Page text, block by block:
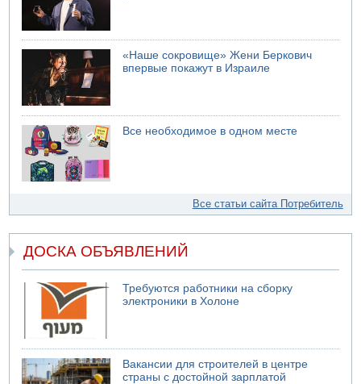
«Наше сокровище» Жени Беркович
впервые покажут в Израиле
Все необходимое в одном месте
Все статьи сайта Потребитель
ДОСКА ОБЪЯВЛЕНИЙ
Требуются работники на сборку
электроники в Холоне
Вакансии для строителей в центре
страны с достойной зарплатой